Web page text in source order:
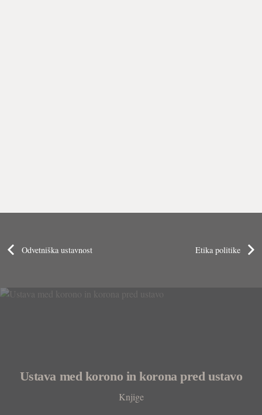
Odvetniška ustavnost Etika politike
Ustava med korono in korona pred ustavo
Knjige